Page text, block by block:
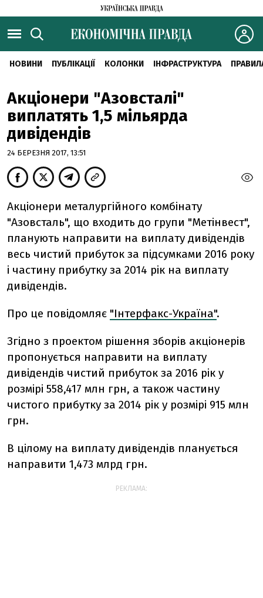
НОВИНИ ПУБЛІКАЦІЇ КОЛОНКИ ІНФРАСТРУКТУРА
Акціонери "Азовсталі"
виплатять 1,5 мільярда
дивідендів
24 БЕРЕЗНЯ 2017, 13:51
Акціонери металургійного комбінату
"Азовсталь", що входить до групи "Метінвест",
планують направити на виплату дивідендів
весь чистий прибуток за підсумками 2016 року
і частину прибутку за 2014 рік на виплату
дивідендів.
Про це повідомляє "Інтерфакс-Україна".
Згідно з проектом рішення зборів акціонерів
пропонується направити на виплату
дивідендів чистий прибуток за 2016 рік у
розмірі 558,417 млн грн, а також частину
чистого прибутку за 2014 рік у розмірі 915 млн
грн.
В цілому на виплату дивідендів планується
направити 1,473 млрд грн.
РЕКЛАМА: